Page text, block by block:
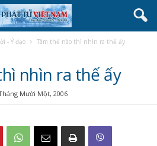
- Ý đạo Tâm thế nào thì nhìn ra thế ấy
nhìn ra thế ấy
Mười Một, 2006